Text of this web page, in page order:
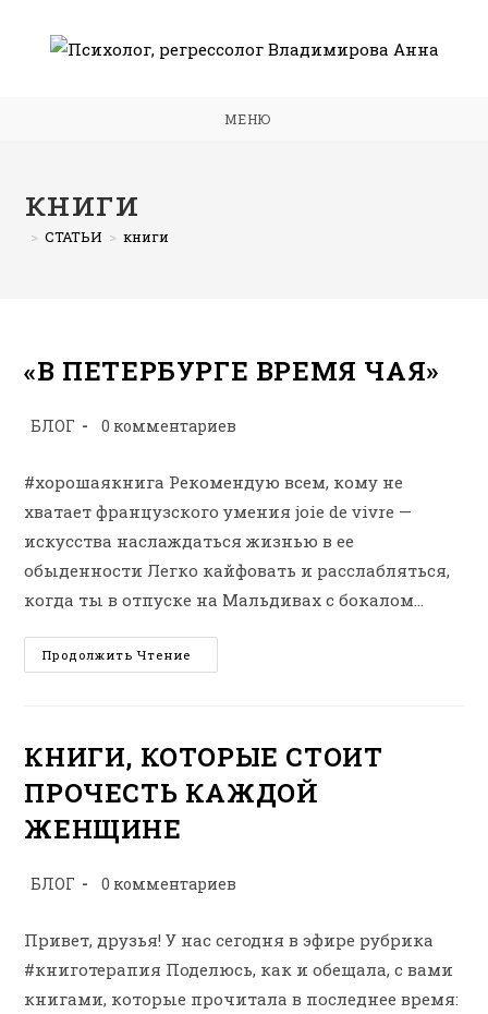
МЕНЮ
книги
> СТАТЬИ > книги
«В ПЕТЕРБУРГЕ ВРЕМЯ ЧАЯ»
Рубрика
БЛОГ
Комментарии
0 комментариев
#хорошаякнига Рекомендую всем, кому не
хватает французского умения joie de vivre —
искусства наслаждаться жизнью в ее
обыденности Легко кайфовать и расслабляться,
когда ты в отпуске на Мальдивах с бокалом…
Продолжить Чтение
ПЕТЕРБУРГЕ
КНИГИ, КОТОРЫЕ СТОИТ
ПРОЧЕСТЬ КАЖДОЙ
ЖЕНЩИНЕ
Рубрика
БЛОГ
Комментарии
0 комментариев
Привет, друзья! У нас сегодня в эфире рубрика
#книготерапия Поделюсь, как и обещала, с вами
книгами, которые прочитала в последнее время: